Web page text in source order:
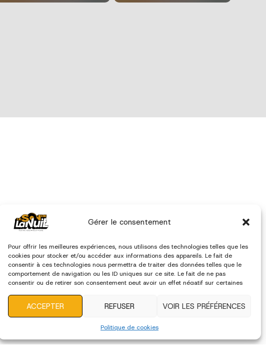
Gérer le consentement
Pour offrir les meilleures expériences, nous utilisons des technologies telles que les
cookies pour stocker et/ou accéder aux informations des appareils. Le fait de
consentir à ces technologies nous permettra de traiter des données telles que le
comportement de navigation ou les ID uniques sur ce site. Le fait de ne pas
consentir ou de retirer son consentement peut avoir un effet négatif sur certaines
ACCEPTER REFUSER VOIR LES PRÉFÉRENCES
Politique de cookies